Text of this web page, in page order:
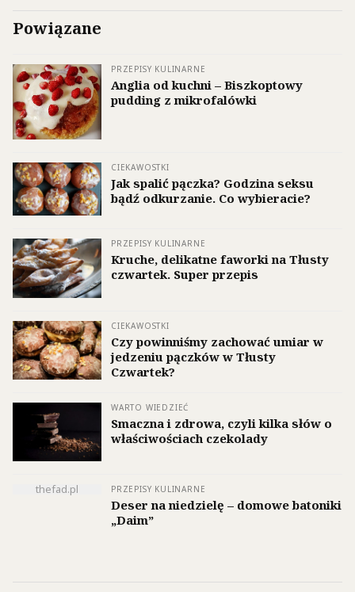
Powiązane
PRZEPISY KULINARNE
Anglia od kuchni – Biszkoptowy
pudding z mikrofalówki
CIEKAWOSTKI
Jak spalić pączka? Godzina seksu
bądź odkurzanie. Co wybieracie?
PRZEPISY KULINARNE
Kruche, delikatne faworki na Tłusty
czwartek. Super przepis
CIEKAWOSTKI
Czy powinniśmy zachować umiar w
jedzeniu pączków w Tłusty
Czwartek?
WARTO WIEDZIEĆ
Smaczna i zdrowa, czyli kilka słów o
właściwościach czekolady
thefad.pl PRZEPISY KULINARNE
Deser na niedzielę – domowe batoniki
„Daim”